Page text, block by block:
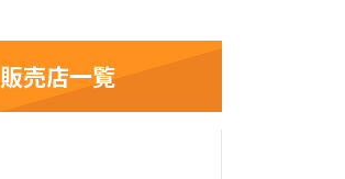
販売店一覧